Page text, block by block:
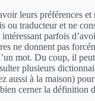
leurs préférences et
ou traducteur et ne
parfois
ne donnent pas
mot. Du coup, il
plusieurs
aussi à la maison)
cerner la définition